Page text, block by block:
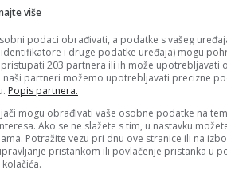
Izbori nam trebaju!
RS, ali nisam glup
dobio bih
istok Evrope zbog
više
podaci obrađivati, a podatke s vašeg
i druge podatke uređaja) mogu
203 partnera ili ih može upotrebljavati
naši partneri možemo upotrebljavati precizne
Popis partnera.
mogu obrađivati vaše osobne podatke na
Ako se ne slažete s tim, u nastavku
Potražite vezu pri dnu ove stranice ili na
pristankom ili povlačenje pristanka u